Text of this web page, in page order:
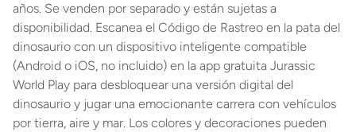
años. Se venden por separado y están sujetas a
disponibilidad. Escanea el Código de Rastreo en la pata del
dinosaurio con un dispositivo inteligente compatible
(Android o iOS, no incluido) en la app gratuita Jurassic
World Play para desbloquear una versión digital del
dinosaurio y jugar una emocionante carrera con vehículos
por tierra, aire y mar. Los colores y decoraciones pueden